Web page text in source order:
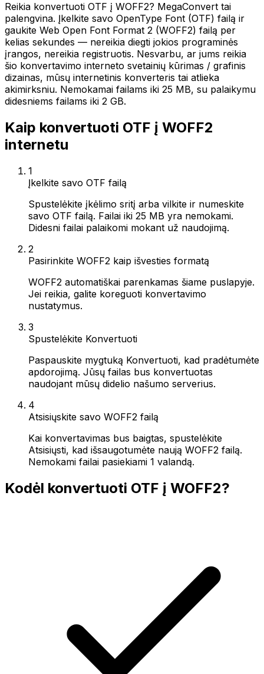
Reikia konvertuoti OTF į WOFF2? MegaConvert tai
palengvina. Įkelkite savo OpenType Font (OTF) failą ir
gaukite Web Open Font Format 2 (WOFF2) failą per
kelias sekundes — nereikia diegti jokios programinės
įrangos, nereikia registruotis. Nesvarbu, ar jums reikia
šio konvertavimo interneto svetainių kūrimas / grafinis
dizainas, mūsų internetinis konverteris tai atlieka
akimirksniu. Nemokamai failams iki 25 MB, su palaikymu
didesniems failams iki 2 GB.
Kaip konvertuoti OTF į WOFF2
internetu
1
Įkelkite savo OTF failą
Spustelėkite įkėlimo sritį arba vilkite ir numeskite
savo OTF failą. Failai iki 25 MB yra nemokami.
Didesni failai palaikomi mokant už naudojimą.
2
Pasirinkite WOFF2 kaip išvesties formatą
WOFF2 automatiškai parenkamas šiame puslapyje.
Jei reikia, galite koreguoti konvertavimo
nustatymus.
3
Spustelėkite Konvertuoti
Paspauskite mygtuką Konvertuoti, kad pradėtumėte
apdorojimą. Jūsų failas bus konvertuotas
naudojant mūsų didelio našumo serverius.
4
Atsisiųskite savo WOFF2 failą
Kai konvertavimas bus baigtas, spustelėkite
Atsisiųsti, kad išsaugotumėte naują WOFF2 failą.
Nemokami failai pasiekiami 1 valandą.
Kodėl konvertuoti OTF į WOFF2?